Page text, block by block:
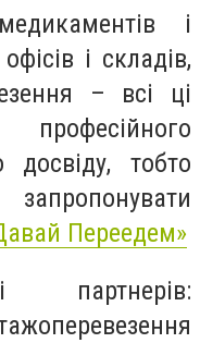
і
і складів,
– всі ці
досвіду, тобто
Переедем»